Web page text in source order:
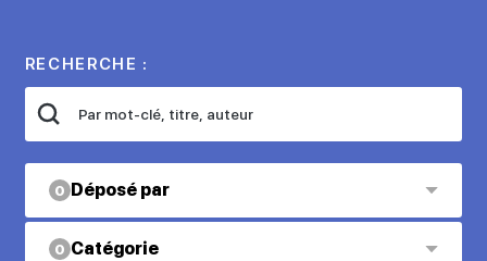
RECHERCHE :
0 Déposé par
0 Catégorie